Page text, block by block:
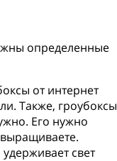
определенные
от интернет
Также, гроубоксы
Его нужно
свет